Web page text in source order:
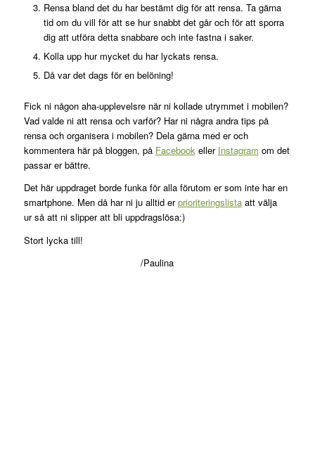
Rensa bland det du har bestämt dig för att rensa. Ta gärna
tid om du vill för att se hur snabbt det går och för att sporra
dig att utföra detta snabbare och inte fastna i saker.
Kolla upp hur mycket du har lyckats rensa.
Då var det dags för en belöning!
Fick ni någon aha-upplevelsre när ni kollade utrymmet i mobilen?
Vad valde ni att rensa och varför? Har ni några andra tips på
rensa och organisera i mobilen? Dela gärna med er och
kommentera här på bloggen, på Facebookeller Instagram om det
passar er bättre.
Det här uppdraget borde funka för alla förutom er som inte har en
smartphone. Men då har ni ju alltid erprioriteringslistaatt välja
ur så att ni slipper att bli uppdragslösa:)
Stort lycka till!
/Paulina